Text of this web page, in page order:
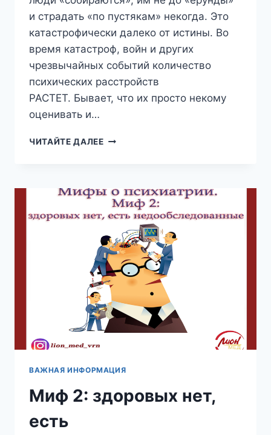
и страдать «по пустякам» некогда. Это
катастрофически далеко от истины. Во
время катастроф, войн и других
чрезвычайных событий количество
психических расстройств
РАСТЕТ. Бывает, что их просто некому
оценивать и…
ЧИТАЙТЕ ДАЛЕЕМИФ
—
ЭТО
«СЛАБОСТЬ»
ВАЖНАЯ ИНФОРМАЦИЯ
Миф 2: здоровых нет,
есть